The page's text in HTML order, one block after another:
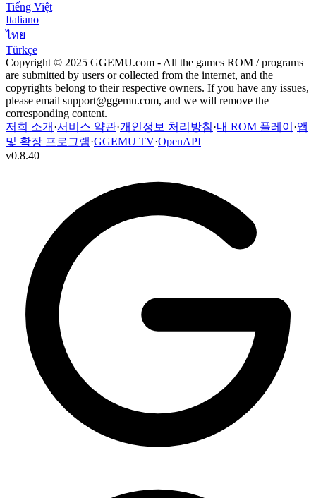
Tiếng Việt
Italiano
ไทย
Türkçe
Copyright © 2025 GGEMU.com - All the games ROM / programs
are submitted by users or collected from the internet, and the
copyrights belong to their respective owners. If you have any issues,
please email support@ggemu.com, and we will remove the
corresponding content.
저희 소개 ·서비스 약관·개인정보 처리방침·내 ROM 플레이 ·앱
및 확장 프로그램·GGEMU TV·OpenAPI
v0.8.40